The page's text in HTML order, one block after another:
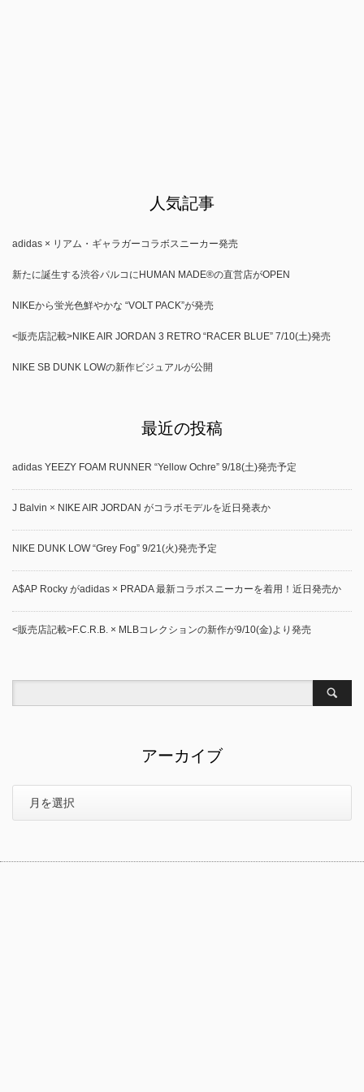
人気記事
adidas × リアム・ギャラガーコラボスニーカー発売
新たに誕生する渋谷パルコにHUMAN MADE®の直営店がOPEN
NIKEから蛍光色鮮やかな “VOLT PACK”が発売
<販売店記載>NIKE AIR JORDAN 3 RETRO “RACER BLUE” 7/10(土)発売
NIKE SB DUNK LOWの新作ビジュアルが公開
最近の投稿
adidas YEEZY FOAM RUNNER “Yellow Ochre” 9/18(土)発売予定
J Balvin × NIKE AIR JORDAN がコラボモデルを近日発表か
NIKE DUNK LOW “Grey Fog” 9/21(火)発売予定
A$AP Rocky がadidas × PRADA 最新コラボスニーカーを着用！近日発売か
<販売店記載>F.C.R.B. × MLBコレクションの新作が9/10(金)より発売
アーカイブ